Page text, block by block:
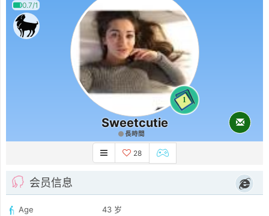
0.7/1
1
Sweetcutie
長時間
28
会员信息
Age
43 岁